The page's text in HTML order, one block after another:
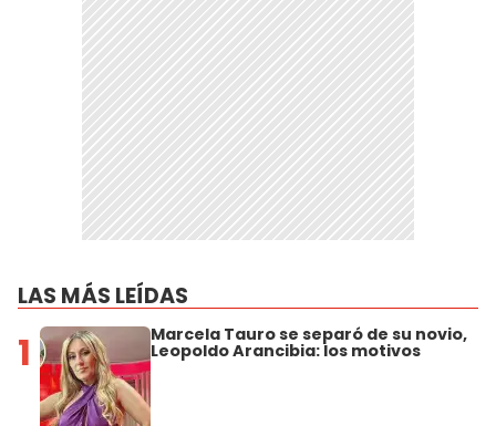
LAS MÁS LEÍDAS
1 Marcela Tauro se separó de su novio,
Leopoldo Arancibia: los motivos